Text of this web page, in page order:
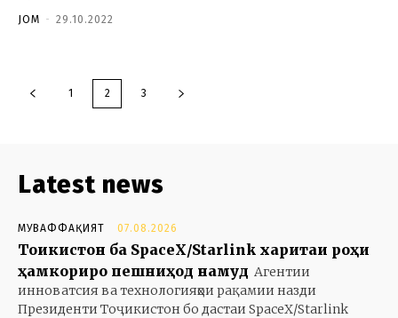
JOM - 29.10.2022
1 2 3
Latest news
МУВАФФАҚИЯТ 07.08.2026
Тоҷикистон ба SpaceX/Starlink харитаи роҳи
ҳамкориро пешниҳод намуд Агентии
инноватсия ва технологияҳои рақамии назди
Президенти Тоҷикистон бо дастаи SpaceX/Starlink